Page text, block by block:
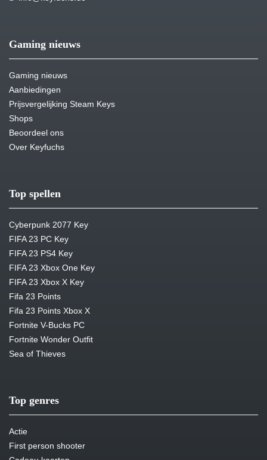
Gaming nieuws
Gaming nieuws
Aanbiedingen
Prijsvergelijking Steam Keys
Shops
Beoordeel ons
Over Keyfuchs
Top spellen
Cyberpunk 2077 Key
FIFA 23 PC Key
FIFA 23 PS4 Key
FIFA 23 Xbox One Key
FIFA 23 Xbox X Key
Fifa 23 Points
Fifa 23 Points Xbox X
Fortnite V-Bucks PC
Fortnite Wonder Outfit
Sea of Thieves
Top genres
Actie
First person shooter